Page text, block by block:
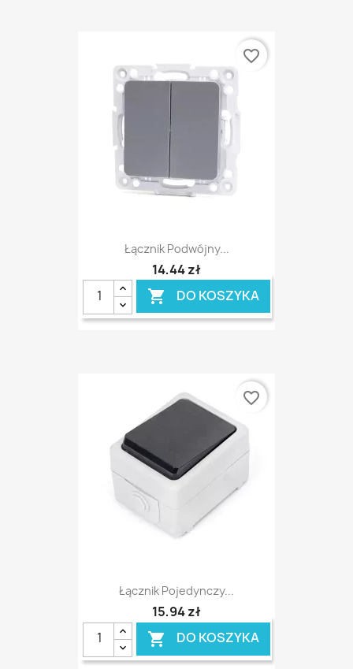
Łącznik Podwójny...
14,44 zł
 DO KOSZYKA
favorite_border
Łącznik Pojedynczy...
15,94 zł
 DO KOSZYKA
favorite_border